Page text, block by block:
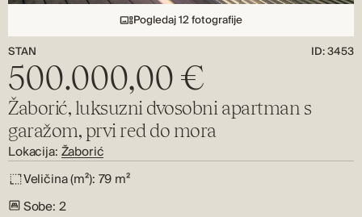
Pogledaj 12 fotografije
STAN
ID: 3453
500.000,00 €
Žaborić, luksuzni dvosobni apartman s
garažom, prvi red do mora
Lokacija: Žaborić
Veličina (m²): 79 m²
Sobe: 2